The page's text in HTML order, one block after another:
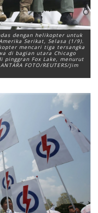
dengan helikopter untuk
Serikat, Selasa (1/9).
mencari tiga tersangka
di bagian utara Chicago
Fox Lake, menurut
FOTO/REUTERS/Jim